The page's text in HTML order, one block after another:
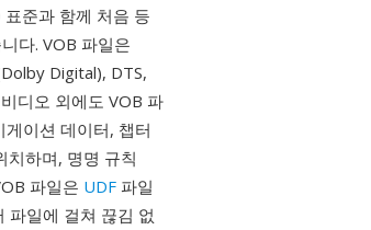
준과 함께 처음 등
다. VOB 파일은
Digital), DTS,
디오 외에도 VOB 파
이션 데이터, 챕터
치하며, 명명 규칙
파일은 UDF 파일
파일에 걸쳐 끊김 없